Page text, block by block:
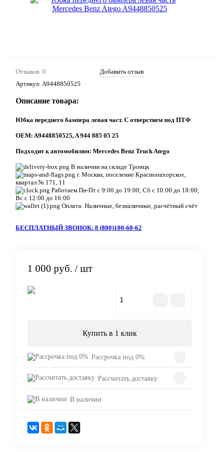
Отзывов: 0
Добавить отзыв
Артикул: A9448850525
Описание товара:
Юбка переднего бампера левая част. С отверстием под ПТФ
ОEM: A9448850525, A 944 885 05 25
Подходит к автомобилям: Mercedes Benz Truck Atego
В наличии на складе Троицк
г. Москва, поселение Краснопахорское,
квартал № 171, 11
Работаем Пн-Пт с 9:00 до 19:00; Сб с 10:00 до 18:00;
Вс с 12:00 до 16:00
Оплата: Наличные, безналичные, расчётный счёт
БЕСПЛАТНЫЙ ЗВОНОК: 8 (800)100-60-62
1 000 руб. / шт
Купить в 1 клик
Рассрочка под 0%
Рассчитать доставку
В наличии